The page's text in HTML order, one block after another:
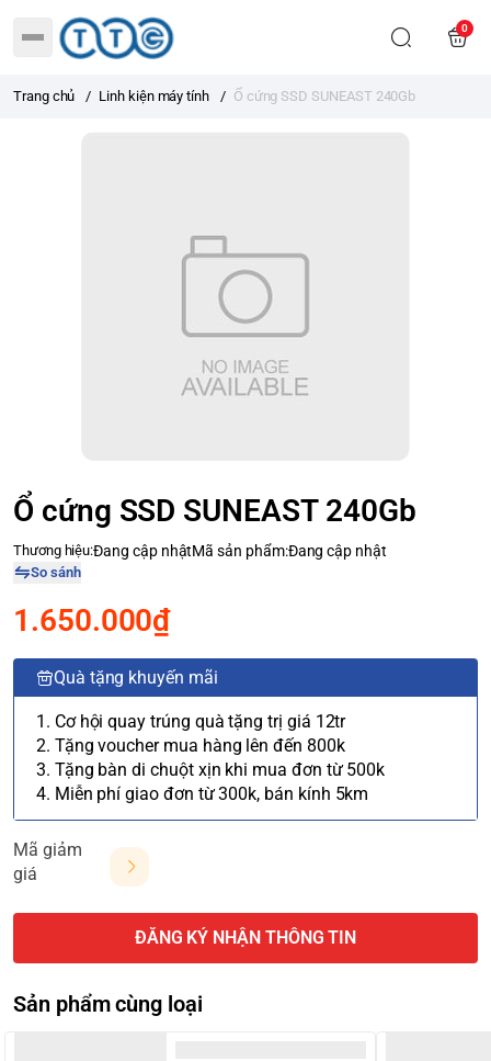
0
Trang chủ / Linh kiện máy tính / Ổ cứng SSD SUNEAST 240Gb
Ổ cứng SSD SUNEAST 240Gb
Thương hiệu:Đang cập nhậtMã sản phẩm:Đang cập nhật
So sánh
1.650.000₫
Quà tặng khuyến mãi
1. Cơ hội quay trúng quà tặng trị giá 12tr
2. Tặng voucher mua hàng lên đến 800k
3. Tặng bàn di chuột xịn khi mua đơn từ 500k
4. Miễn phí giao đơn từ 300k, bán kính 5km
Mã giảm
giá
ĐĂNG KÝ NHẬN THÔNG TIN
Sản phẩm cùng loại